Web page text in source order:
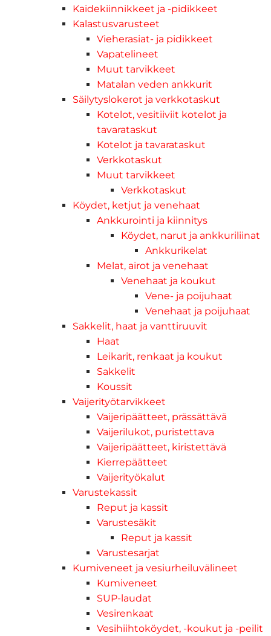
Kaidekiinnikkeet ja -pidikkeet
Kalastusvarusteet
Vieherasiat- ja pidikkeet
Vapatelineet
Muut tarvikkeet
Matalan veden ankkurit
Säilytyslokerot ja verkkotaskut
Kotelot, vesitiiviit kotelot ja
tavarataskut
Kotelot ja tavarataskut
Verkkotaskut
Muut tarvikkeet
Verkkotaskut
Köydet, ketjut ja venehaat
Ankkurointi ja kiinnitys
Köydet, narut ja ankkuriliinat
Ankkurikelat
Melat, airot ja venehaat
Venehaat ja koukut
Vene- ja poijuhaat
Venehaat ja poijuhaat
Sakkelit, haat ja vanttiruuvit
Haat
Leikarit, renkaat ja koukut
Sakkelit
Koussit
Vaijerityötarvikkeet
Vaijeripäätteet, prässättävä
Vaijerilukot, puristettava
Vaijeripäätteet, kiristettävä
Kierrepäätteet
Vaijerityökalut
Varustekassit
Reput ja kassit
Varustesäkit
Reput ja kassit
Varustesarjat
Kumiveneet ja vesiurheiluvälineet
Kumiveneet
SUP-laudat
Vesirenkaat
Vesihiihtoköydet, -koukut ja -peilit